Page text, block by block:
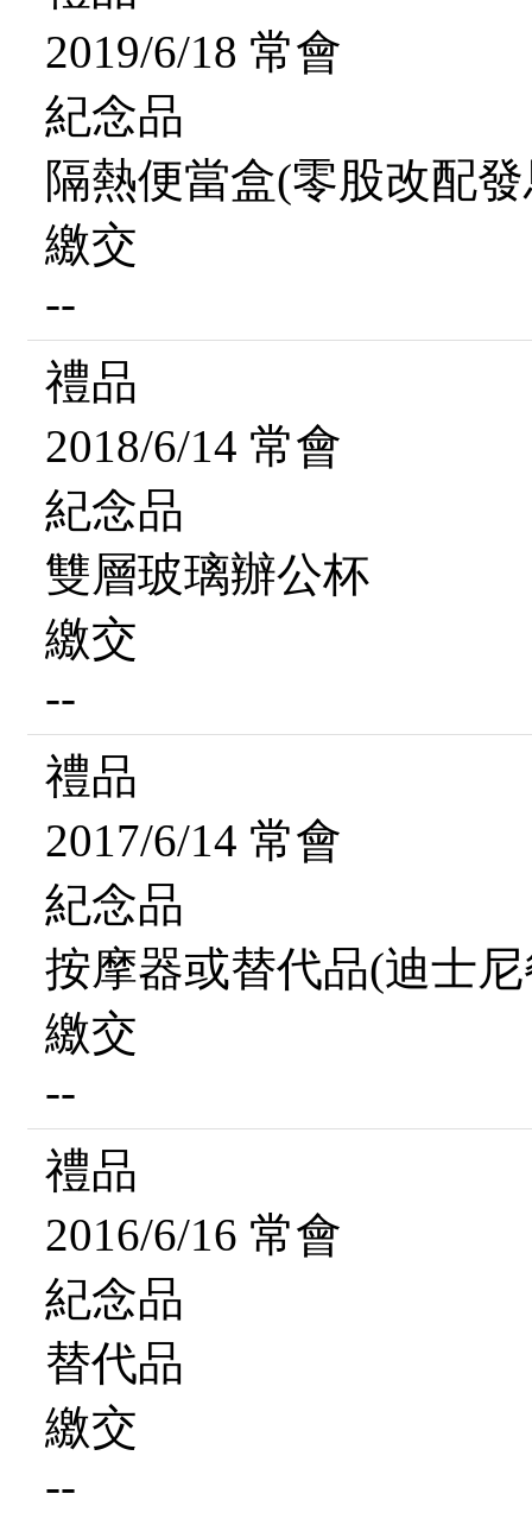
2019/6/18 常會
紀念品
隔熱便當盒(零股改配
繳交
--
禮品
2018/6/14 常會
紀念品
雙層玻璃辦公杯
繳交
--
禮品
2017/6/14 常會
紀念品
按摩器或替代品(迪士
繳交
--
禮品
2016/6/16 常會
紀念品
替代品
繳交
--